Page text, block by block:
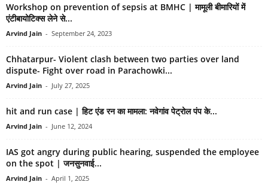
Workshop on prevention of sepsis at BMHC | मामूली बीमारियों में
एंटीबायोटिक्स लेने से...
Arvind Jain - September 24, 2023
Chhatarpur- Violent clash between two parties over land
dispute- Fight over road in Parachowki...
Arvind Jain - July 27, 2025
hit and run case | हिट एंड रन का मामला: नवेगांव पेट्रोल पंप के...
Arvind Jain - June 12, 2024
IAS got angry during public hearing, suspended the employee
on the spot | जनसुनवाई...
Arvind Jain - April 1, 2025